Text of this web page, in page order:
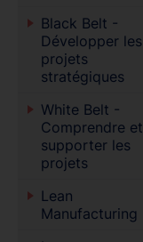
Black Belt -
Développer les
projets
stratégiques
White Belt -
Comprendre et
supporter les
projets
Lean
Manufacturing